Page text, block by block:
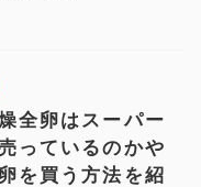
全卵はスーパー
っているのかや
を買う方法を紹